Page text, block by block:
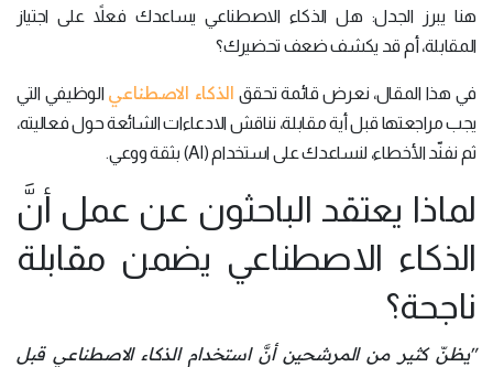
هنا يبرز الجدل: هل الذكاء الاصطناعي يساعدك فعلاً على اجتياز
المقابلة، أم قد يكشف ضعف تحضيرك؟
في هذا المقال، نعرض قائمة تحقق الذكاء الاصطناعي الوظيفي التي
يجب مراجعتها قبل أية مقابلة، نناقش الادعاءات الشائعة حول فعاليته،
ثم نفنّد الأخطاء، لنساعدك على استخدام (AI) بثقة ووعي.
لماذا يعتقد الباحثون عن عمل أنَّ
الذكاء الاصطناعي يضمن مقابلة
ناجحة؟
"يظنّ كثير من المرشحين أنَّ استخدام الذكاء الاصطناعي قبل